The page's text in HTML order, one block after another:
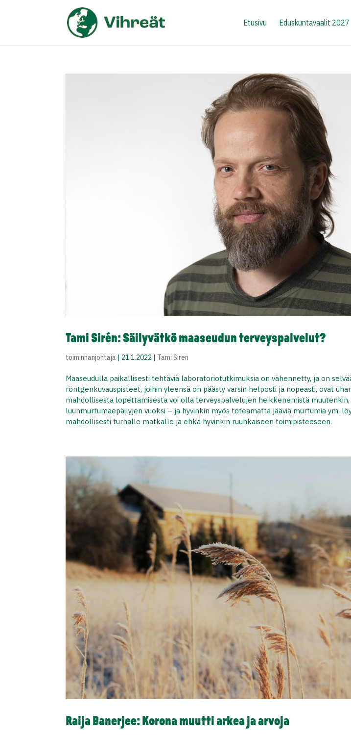
Etusivu Eduskuntavaalit 2027
Tami Sirén: Säilyvätkö maaseudun terveyspalvelut?
toiminnanjohtaja | 21.1.2022 | Tami Siren
Maaseudulla paikallisesti tehtäviä laboratoriotutkimuksia on vähennetty, ja on
röntgenkuvauspisteet, joihin yleensä on päästy varsin helposti ja nopeasti, ovat
mahdollisesta lopettamisesta voi olla terveyspalvelujen heikkenemistä
luunmurtumaepäilyjen vuoksi – ja hyvinkin myös toteamatta jääviä murtumia ym.
mahdollisesti turhalle matkalle ja ehkä hyvinkin ruuhkaiseen toimipisteeseen.
Raija Banerjee: Korona muutti arkea ja arvoja